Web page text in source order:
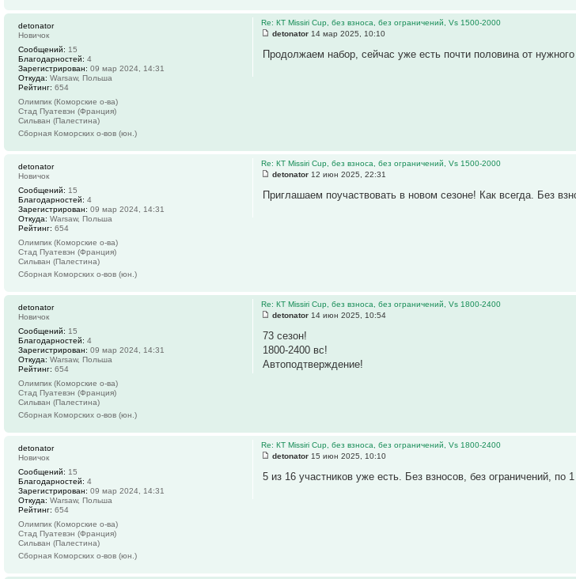
Re: КТ Missiri Cup, без взноса, без ограничений, Vs 1500-2000
detonator 14 мар 2025, 10:10
Продолжаем набор, сейчас уже есть почти половина от
detonator
Новичок
Сообщений: 15
Благодарностей: 4
Зарегистрирован: 09 мар 2024, 14:31
Откуда: Warsaw, Польша
Рейтинг: 654
Олимпик (Коморские о-ва)
Стад Пуатевэн (Франция)
Сильван (Палестина)
Сборная Коморских о-вов (юн.)
Re: КТ Missiri Cup, без взноса, без ограничений, Vs 1500-2000
detonator 12 июн 2025, 22:31
Приглашаем поучаствовать в новом сезоне! Как всегда. Без
detonator
Новичок
Сообщений: 15
Благодарностей: 4
Зарегистрирован: 09 мар 2024, 14:31
Откуда: Warsaw, Польша
Рейтинг: 654
Олимпик (Коморские о-ва)
Стад Пуатевэн (Франция)
Сильван (Палестина)
Сборная Коморских о-вов (юн.)
Re: КТ Missiri Cup, без взноса, без ограничений, Vs 1800-2400
detonator 14 июн 2025, 10:54
73 сезон!
1800-2400 вс!
Автоподтверждение!
detonator
Новичок
Сообщений: 15
Благодарностей: 4
Зарегистрирован: 09 мар 2024, 14:31
Откуда: Warsaw, Польша
Рейтинг: 654
Олимпик (Коморские о-ва)
Стад Пуатевэн (Франция)
Сильван (Палестина)
Сборная Коморских о-вов (юн.)
Re: КТ Missiri Cup, без взноса, без ограничений, Vs 1800-2400
detonator 15 июн 2025, 10:10
5 из 16 участников уже есть. Без взносов, без ограничений, по
detonator
Новичок
Сообщений: 15
Благодарностей: 4
Зарегистрирован: 09 мар 2024, 14:31
Откуда: Warsaw, Польша
Рейтинг: 654
Олимпик (Коморские о-ва)
Стад Пуатевэн (Франция)
Сильван (Палестина)
Сборная Коморских о-вов (юн.)